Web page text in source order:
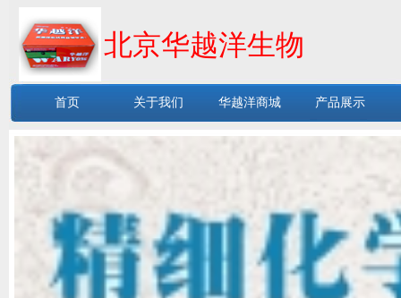
北京华越洋生物
首页 关于我们 华越洋商城 产品展示